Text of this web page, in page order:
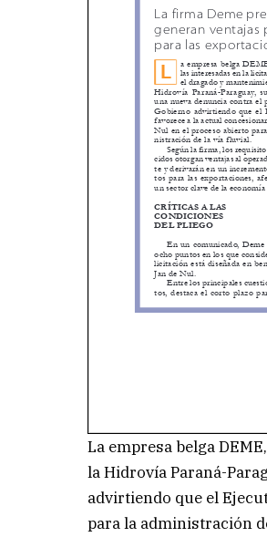
La empresa belga
la Hidrovía Paraná-
advirtiendo que el
para la administración